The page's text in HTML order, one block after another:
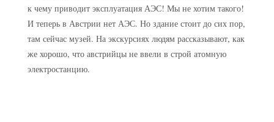
к чему приводит эксплуатация АЭС! Мы не хотим такого!
И теперь в Австрии нет АЭС. Но здание стоит до сих пор,
там сейчас музей. На экскурсиях людям рассказывают, как
же хорошо, что австрийцы не ввели в строй атомную
электростанцию.